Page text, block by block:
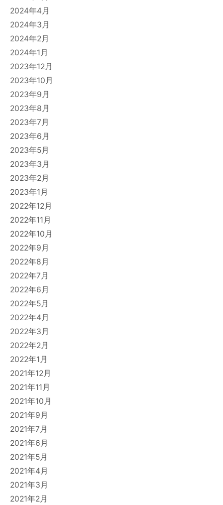
2024年4月
2024年3月
2024年2月
2024年1月
2023年12月
2023年10月
2023年9月
2023年8月
2023年7月
2023年6月
2023年5月
2023年3月
2023年2月
2023年1月
2022年12月
2022年11月
2022年10月
2022年9月
2022年8月
2022年7月
2022年6月
2022年5月
2022年4月
2022年3月
2022年2月
2022年1月
2021年12月
2021年11月
2021年10月
2021年9月
2021年7月
2021年6月
2021年5月
2021年4月
2021年3月
2021年2月